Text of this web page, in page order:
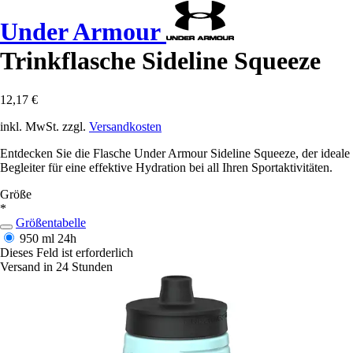
Under Armour
Trinkflasche Sideline Squeeze
12,17 €
inkl. MwSt. zzgl. Versandkosten
Entdecken Sie die Flasche Under Armour Sideline Squeeze, der ideale
Begleiter für eine effektive Hydration bei all Ihren Sportaktivitäten.
Größe
*
Größentabelle
950 ml 24h
Dieses Feld ist erforderlich
Versand in 24 Stunden